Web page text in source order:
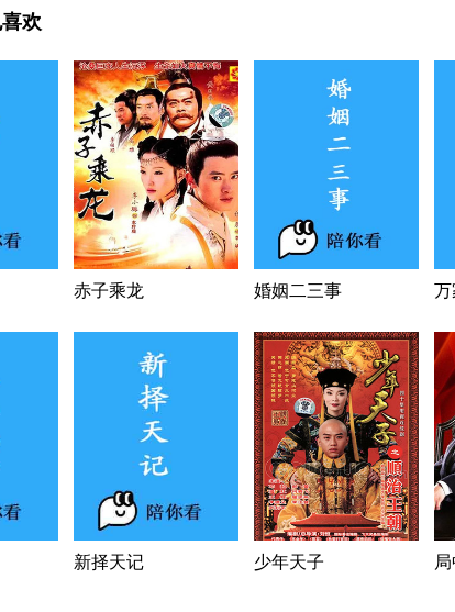
欢
赤子乘龙 婚姻二三事 万
新择天记 少年天子 局